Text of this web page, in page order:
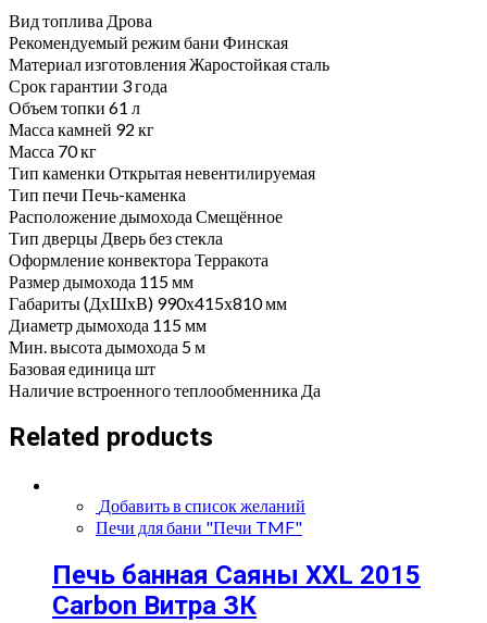
Вид топлива Дрова
Рекомендуемый режим бани Финская
Материал изготовления Жаростойкая сталь
Срок гарантии 3 года
Объем топки 61 л
Масса камней 92 кг
Масса 70 кг
Тип каменки Открытая невентилируемая
Тип печи Печь-каменка
Расположение дымохода Смещённое
Тип дверцы Дверь без стекла
Оформление конвектора Терракота
Размер дымохода 115 мм
Габариты (ДхШхВ) 990х415х810 мм
Диаметр дымохода 115 мм
Мин. высота дымохода 5 м
Базовая единица шт
Наличие встроенного теплообменника Да
Related products
Добавить в список желаний
Печи для бани "Печи TMF"
Печь банная Саяны XXL 2015
Carbon Витра ЗК